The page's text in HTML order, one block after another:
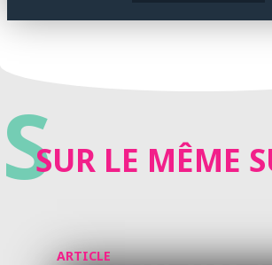
SSUR LE MÊME
ARTICLE